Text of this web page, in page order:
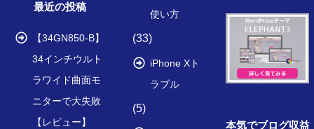
最近の投稿
【34GN850-B】
34インチウルト
ラワイド曲面モ
ニターで大失敗
【レビュー】
使い方
(33)
iPhone Xト
ラブル
(5)
本気でブログ収益